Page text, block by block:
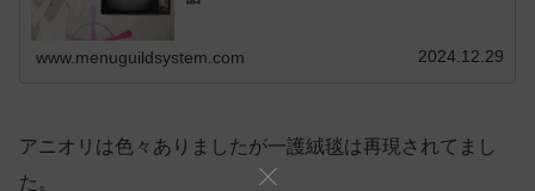
www.menuguildsystem.com 2024.12.29
アニオリは色々ありましたが一護絨毯は再現されてまし
た。